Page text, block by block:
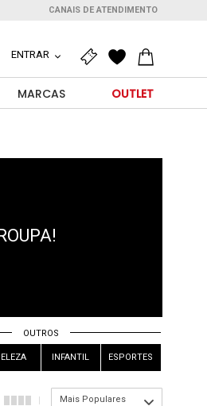
CANAIS DE ATENDIMENTO
ENTRAR
MARCAS OUTLET
OUTROS
INFANTIL ESPORTES
Mais Populares